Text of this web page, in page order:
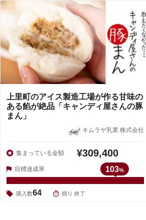
上里町のアイス製造工場が作る甘味の
ある餡が絶品「キャンディ屋さんの豚
まん」
キムラヤ乳業 株式会社
集まっている金額 ¥309,400
目標達成率 103%
購入数64 残り 終了